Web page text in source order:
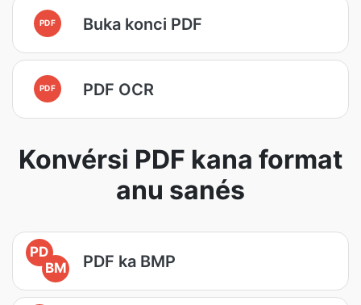
PDF Buka konci PDF
PDF PDF OCR
Konvérsi PDF kana format
anu sanés
PD
BM
PDF ka BMP